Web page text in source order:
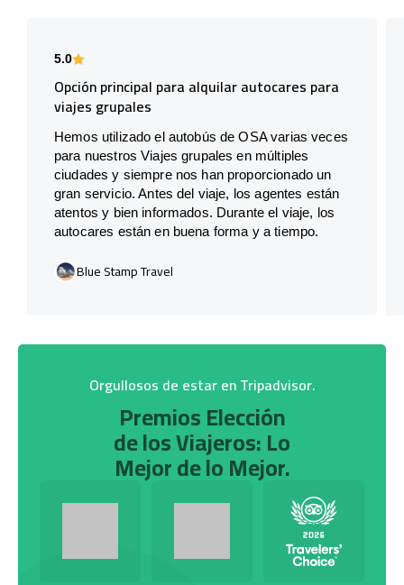
5.0
Opción principal para alquilar autocares para
viajes grupales
Hemos utilizado el autobús de OSA varias veces
para nuestros Viajes grupales en múltiples
ciudades y siempre nos han proporcionado un
gran servicio. Antes del viaje, los agentes están
atentos y bien informados. Durante el viaje, los
autocares están en buena forma y a tiempo.
Blue Stamp Travel
Orgullosos de estar en Tripadvisor.
Premios Elección
de los Viajeros: Lo
Mejor de lo Mejor.